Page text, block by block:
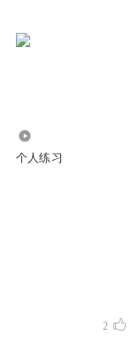
个人练习
2